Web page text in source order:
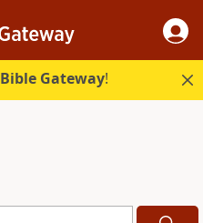
Bible Gateway!